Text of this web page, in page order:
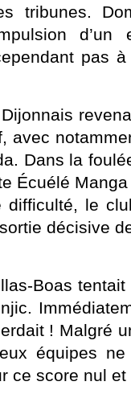
tribunes.
d’un
pas
avec
Dans la
Écuélé
difficulté, le
décisive
Boas
! Malgré
équipes
ce score nul et